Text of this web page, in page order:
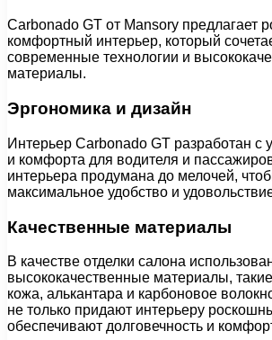
Carbonado GT от Mansory предлагает
комфортный интерьер, который
современные технологии и
материалы.
Эргономика и дизайн
Интерьер Carbonado GT разработан с
и комфорта для водителя и
интерьера продумана до мелочей,
максимальное удобство и
Качественные материалы
В качестве отделки салона
высококачественные материалы,
кожа, алькантара и карбоновое
не только придают интерьеру
обеспечивают долговечность и